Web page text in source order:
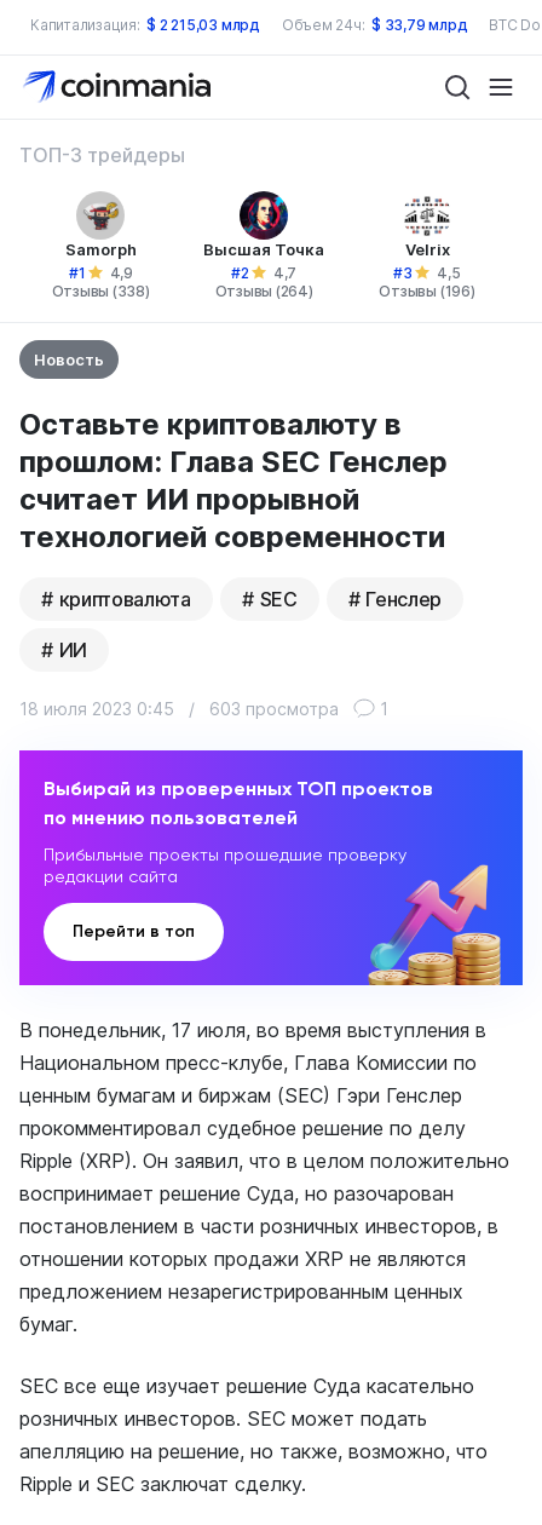
Капитализация: $ 2 215,03 млрд Объем 24ч: $ 33,79 млрд BTC
ТОП-3 трейдеры
Samorph
#1
4,9
Отзывы (338)
Высшая Точка
#2
4,7
Отзывы (264)
Velrix
#3
4,5
Отзывы (196)
Новость
Оставьте криптовалюту в
прошлом: Глава SEC Генслер
считает ИИ прорывной
технологией современности
криптовалюта SEC Генслер
ИИ
18 июля 2023 0:45 / 603 просмотра 1
Выбирай из проверенных ТОП проектов
по мнению пользователей
Прибыльные проекты прошедшие проверку
редакции сайта
Перейти в топ
В понедельник, 17 июля, во время выступления в
Национальном пресс-клубе, Глава Комиссии по
ценным бумагам и биржам (SEC) Гэри Генслер
прокомментировал судебное решение по делу
Ripple (XRP). Он заявил, что в целом положительно
воспринимает решение Суда, но разочарован
постановлением в части розничных инвесторов, в
отношении которых продажи XRP не являются
предложением незарегистрированным ценных
бумаг.
SEC все еще изучает решение Суда касательно
розничных инвесторов. SEC может подать
апелляцию на решение, но также, возможно, что
Ripple и SEC заключат сделку.